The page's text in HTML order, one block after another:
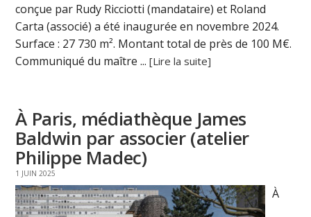
conçue par Rudy Ricciotti (mandataire) et Roland
Carta (associé) a été inaugurée en novembre 2024.
Surface : 27 730 m². Montant total de près de 100 M€.
Communiqué du maître ...[Lire la suite]
À Paris, médiathèque James
Baldwin par associer (atelier
Philippe Madec)
1 JUIN 2025
À